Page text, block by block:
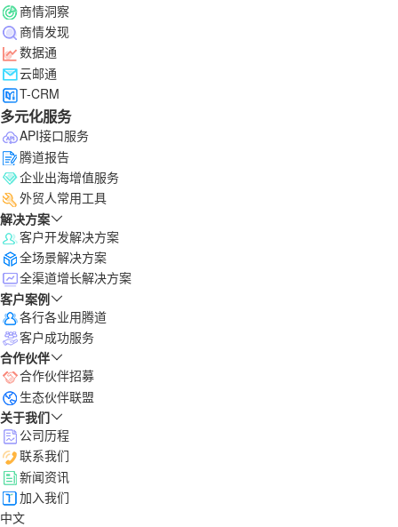
商情洞察
商情发现
数据通
云邮通
T-CRM
多元化服务
API接口服务
腾道报告
企业出海增值服务
外贸人常用工具
解决方案
客户开发解决方案
全场景解决方案
全渠道增长解决方案
客户案例
各行各业用腾道
客户成功服务
合作伙伴
合作伙伴招募
生态伙伴联盟
关于我们
公司历程
联系我们
新闻资讯
加入我们
中文